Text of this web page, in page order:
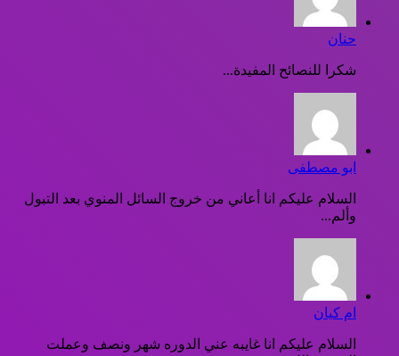
حنان
شكرا للنصائح المفيدة...
ابو مصطفى
السلام عليكم انا أعاني من خروج السائل المنوي بعد التبول
وألم...
ام كيان
السلام عليكم انا غايبه عني الدوره شهر ونصف وعملت